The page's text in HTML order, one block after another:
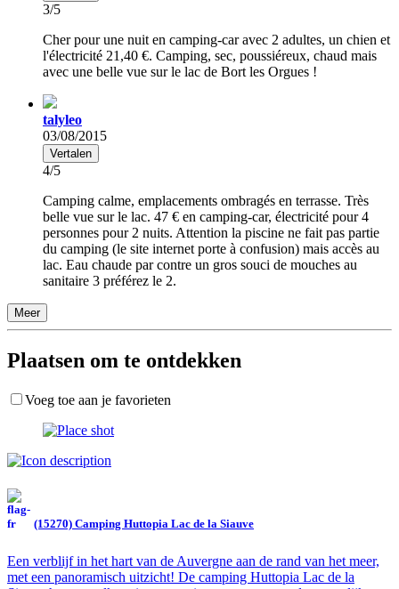
3/5
Cher pour une nuit en camping-car avec 2 adultes, un chien et
l'électricité 21,40 €. Camping, sec, poussiéreux, chaud mais
avec une belle vue sur le lac de Bort les Orgues !
talyleo
03/08/2015
Vertalen
4/5
Camping calme, emplacements ombragés en terrasse. Très
belle vue sur le lac. 47 € en camping-car, électricité pour 4
personnes pour 2 nuits. Attention la piscine ne fait pas partie
du camping (le site internet porte à confusion) mais accès au
lac. Eau chaude par contre un gros souci de mouches au
sanitaire 3 préférez le 2.
Meer
Plaatsen om te ontdekken
Voeg toe aan je favorieten
(15270) Camping Huttopia Lac de la Siauve
Een verblijf in het hart van de Auvergne aan de rand van het meer,
met een panoramisch uitzicht! De camping Huttopia Lac de la